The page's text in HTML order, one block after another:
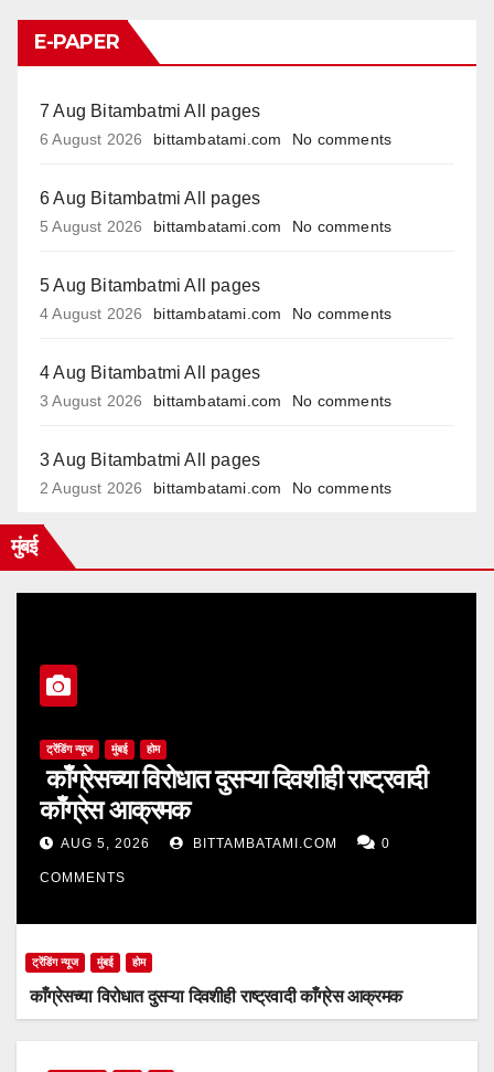
E-PAPER
7 Aug Bitambatmi All pages
6 August 2026 bittambatami.com No comments
6 Aug Bitambatmi All pages
5 August 2026 bittambatami.com No comments
5 Aug Bitambatmi All pages
4 August 2026 bittambatami.com No comments
4 Aug Bitambatmi All pages
3 August 2026 bittambatami.com No comments
3 Aug Bitambatmi All pages
2 August 2026 bittambatami.com No comments
मुंबई
ट्रेंडिंग न्यूज मुंबई होम
काँग्रेसच्या विरोधात दुसऱ्या दिवशीही राष्ट्रवादी
काँग्रेस आक्रमक
AUG 5, 2026 BITTAMBATAMI.COM 0
COMMENTS
ट्रेंडिंग न्यूज मुंबई होम
काँग्रेसच्या विरोधात दुसऱ्या दिवशीही राष्ट्रवादी काँग्रेस आक्रमक